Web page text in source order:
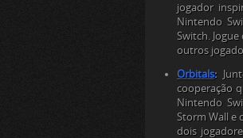
jogador
Nintendo
Switch.
outros
Orbitals:
cooperação
Nintendo
Storm Wall e
dois